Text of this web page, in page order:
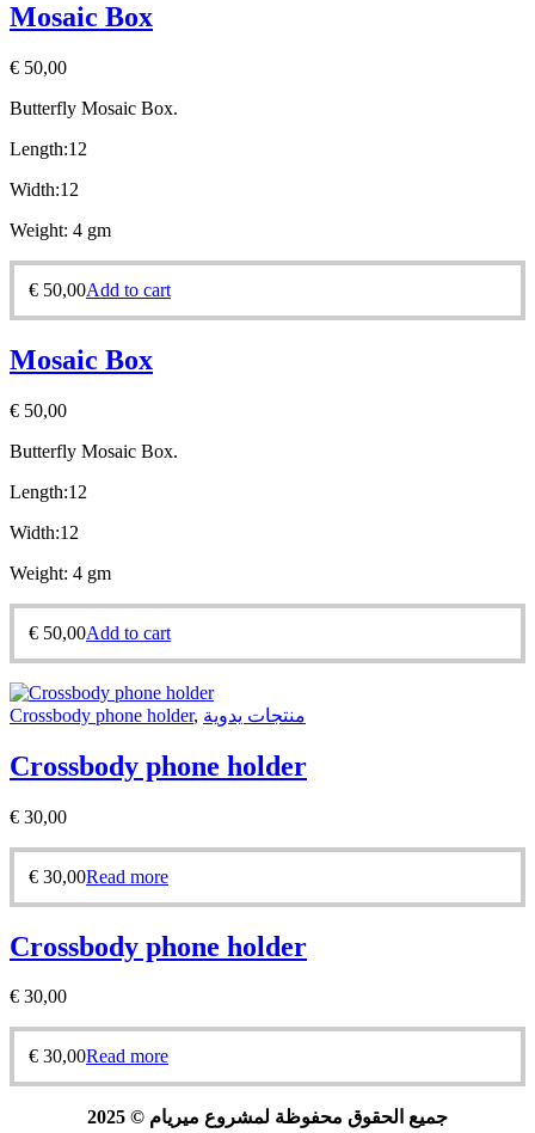
Mosaic Box
€ 50,00
Butterfly Mosaic Box.
Length:12
Width:12
Weight: 4 gm
€ 50,00Add to cart
Mosaic Box
€ 50,00
Butterfly Mosaic Box.
Length:12
Width:12
Weight: 4 gm
€ 50,00Add to cart
Crossbody phone holder, منتجات يدوية
Crossbody phone holder
€ 30,00
€ 30,00Read more
Crossbody phone holder
€ 30,00
€ 30,00Read more
جميع الحقوق محفوظة لمشروع ميريام © 2025